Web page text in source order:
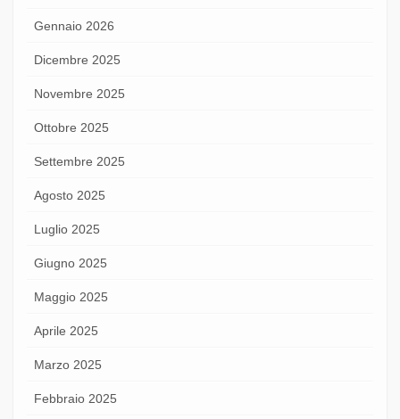
Gennaio 2026
Dicembre 2025
Novembre 2025
Ottobre 2025
Settembre 2025
Agosto 2025
Luglio 2025
Giugno 2025
Maggio 2025
Aprile 2025
Marzo 2025
Febbraio 2025